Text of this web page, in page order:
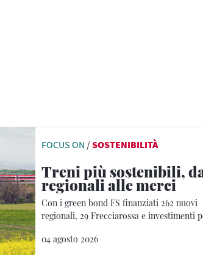
FOCUS ON /SOSTENIBILITÀ
Treni più sostenibili,
regionali alle merci
Con i green bond FS finanziati 262 nuovi
regionali, 29 Frecciarossa e investimenti
04 agosto 2026